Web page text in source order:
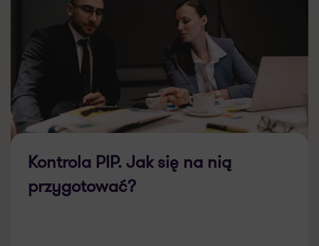
Kontrola PIP. Jak się na nią
przygotować?